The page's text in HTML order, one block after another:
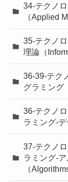
34-テクノ
（Applied
35-テクノ
理論（
36-39-テク
グラミング
36-テクノ
ラミング-デ
37-テクノ
ラミング-
（